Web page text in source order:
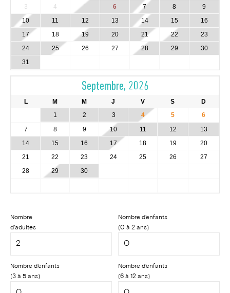
3
4 5 6 7 8
9
10
11 12 13 14 15
16
17
18 19 20 21 22
23
24
25 26 27 28 29
30
31
Septembre, 2026
L M M J V S
D
1
2 3 4 5
6
7
8 9 10 11 12
13
14
15 16 17 18 19
20
21
22 23 24 25 26
27
28
29 30
Nombre
d'adultes
Nombre d'enfants
(0 à 2 ans)
Nombre d'enfants
(3 à 5 ans)
Nombre d'enfants
(6 à 12 ans)